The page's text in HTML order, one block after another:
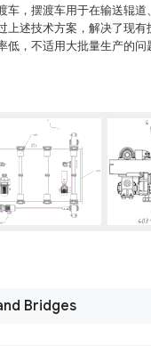
车，摆渡车用于在输送辊道
上述技术方案，解决了现有
低，不适用大批量生产的问
Bridges